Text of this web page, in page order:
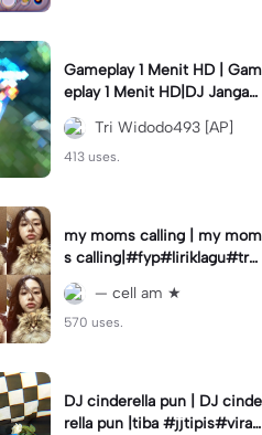
Gameplay 1 Menit HD | Gam
eplay 1 Menit HD|DJ Jangan
Ganggu Pacarku #mlbbgam
eplay #mlbbtrendtiktok
Tri Widodo493 [AP]
413 uses.
my moms calling | my mom
s calling|#fyp#liriklagu#tre
nd#cellam
— cell am ★
570 uses.
DJ cinderella pun | DJ cinde
rella pun |tiba #jjtipis#viral